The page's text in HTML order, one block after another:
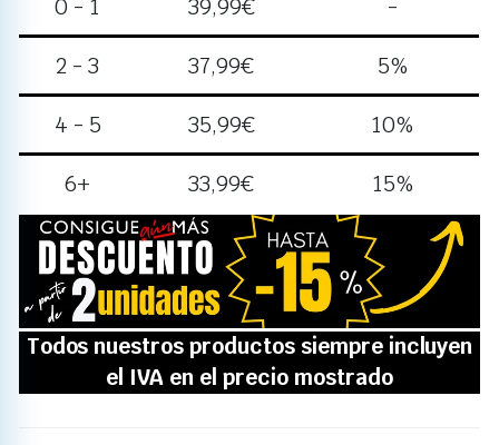
0 - 1 39,99€ -
2 - 3 37,99€ 5%
4 - 5 35,99€ 10%
6+ 33,99€ 15%